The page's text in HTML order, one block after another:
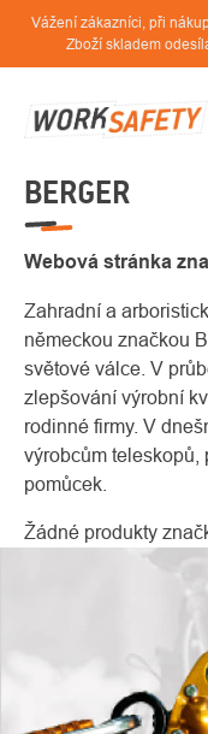
Přejít
obsah
Vážení zákazníci, při
Zboží skladem
BERGER
Webová stránka
Zahradní a
německou značkou
světové válce. V
zlepšování výrobní
rodinné firmy. V
výrobcům teleskopů,
pomůcek.
Žádné produkty